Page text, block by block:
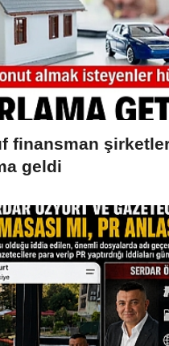
finansman
geldi